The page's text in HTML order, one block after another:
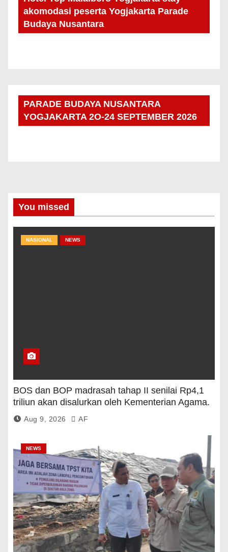
akomodasi peserta Yogjakarta Parade
Budaya Nusantara
PARADE BUDAYA NUSANTARA
YOGJAKARTA 2O-24 SEPTEMBER 2026
You missed
NASIONAL NEWS
BOS dan BOP madrasah tahap II senilai Rp4,1
triliun akan disalurkan oleh Kementerian Agama.
Aug 9, 2026 AF
NEWS